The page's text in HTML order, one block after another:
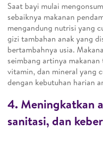
Saat bayi mulai
sebaiknya makanan
mengandung nutrisi yang
gizi tambahan anak yang
bertambahnya usia.
seimbang artinya
vitamin, dan mineral yang
dengan kebutuhan harian
4. Meningkatkan
sanitasi, dan